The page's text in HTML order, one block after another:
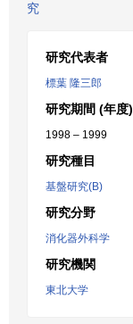
究
研究代表者
標葉 隆三郎
研究期間 (年度)
1998 – 1999
研究種目
基盤研究(B)
研究分野
消化器外科学
研究機関
東北大学